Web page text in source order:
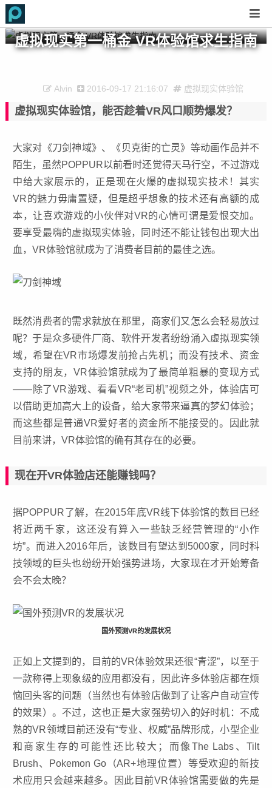
虚拟现实第一桶金 VR体验馆求生指南
Alvin 2016-09-17 21:16:07 虚拟现实体验馆
虚拟现实体验馆，能否趁着VR风口顺势爆发？
大家对《刀剑神域》、《贝克街的亡灵》等动画作品并不
陌生，虽然POPPUR以前看时还觉得天马行空，不过游戏
中给大家展示的，正是现在火爆的虚拟现实技术！其实
VR的魅力毋庸置疑，但是超乎想象的技术还有高额的成
本，让喜欢游戏的小伙伴对VR的心情可谓是爱恨交加。
要享受最嗨的虚拟现实体验，同时还不能让钱包出现大出
血，VR体验馆就成为了消费者目前的最佳之选。
既然消费者的需求就放在那里，商家们又怎么会轻易放过
呢？于是众多硬件厂商、软件开发者纷纷涌入虚拟现实领
域，希望在VR市场爆发前抢占先机；而没有技术、资金
支持的朋友，VR体验馆就成为了最简单粗暴的变现方式
——除了VR游戏、看看VR“老司机”视频之外，体验店可
以借助更加高大上的设备，给大家带来逼真的梦幻体验；
而这些都是普通VR爱好者的资金所不能接受的。因此就
目前来讲，VR体验馆的确有其存在的必要。
现在开VR体验店还能赚钱吗？
据POPPUR了解，在2015年底VR线下体验馆的数目已经
将近两千家，这还没有算入一些缺乏经营管理的“小作
坊”。而进入2016年后，该数目有望达到5000家，同时科
技领域的巨头也纷纷开始强势进场，大家现在才开始筹备
会不会太晚？
国外预测VR的发展状况
正如上文提到的，目前的VR体验效果还很“青涩”，以至于
一款称得上现象级的应用都没有，因此许多体验店都在烦
恼回头客的问题（当然也有体验店做到了让客户自动宣传
的效果）。不过，这也正是大家强势切入的好时机：不成
熟的VR领域目前还没有“专业、权威”品牌形成，小型企业
和商家生存的可能性还比较大；而像The Labs、Tilt
Brush、Pokemon Go（AR+地理位置）等受欢迎的新技
术应用只会越来越多。因此目前VR体验馆需要做的先是